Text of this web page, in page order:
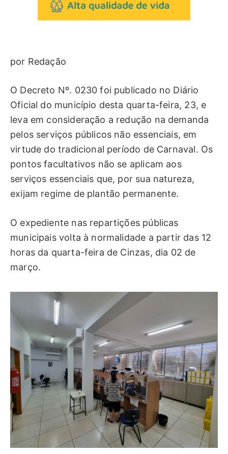
por Redação
O Decreto Nº. 0230 foi publicado no Diário
Oficial do município desta quarta-feira, 23, e
leva em consideração a redução na demanda
pelos serviços públicos não essenciais, em
virtude do tradicional período de Carnaval. Os
pontos facultativos não se aplicam aos
serviços essenciais que, por sua natureza,
exijam regime de plantão permanente.
O expediente nas repartições públicas
municipais volta à normalidade a partir das 12
horas da quarta-feira de Cinzas, dia 02 de
março.